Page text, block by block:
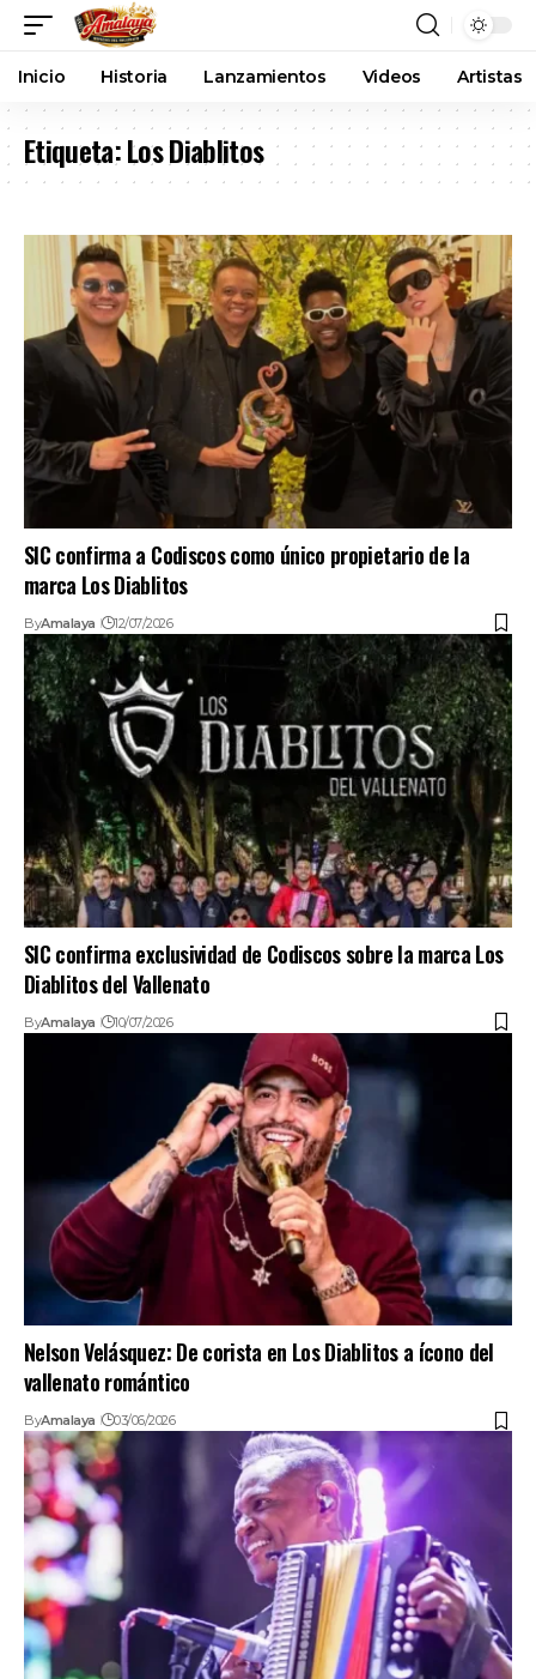
Inicio Historia Lanzamientos Videos Artistas
Etiqueta:Los Diablitos
SIC confirma a Codiscos como único propietario de la
marca Los Diablitos
ByAmalaya 12/07/2026
SIC confirma exclusividad de Codiscos sobre la marca Los
Diablitos del Vallenato
ByAmalaya 10/07/2026
Nelson Velásquez: De corista en Los Diablitos a ícono del
vallenato romántico
ByAmalaya 03/06/2026